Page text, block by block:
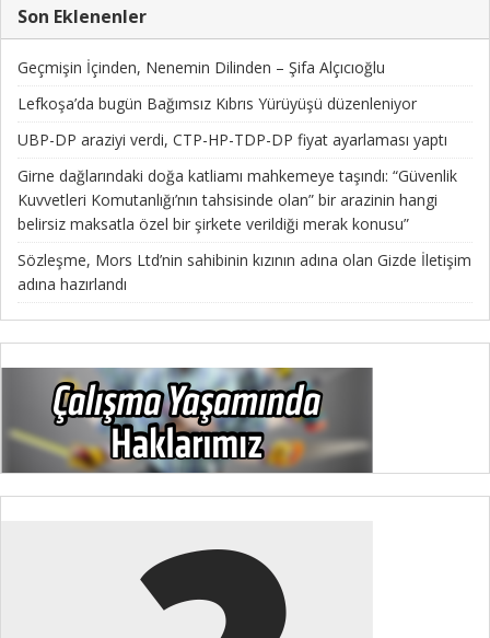
Son Eklenenler
Geçmişin İçinden, Nenemin Dilinden – Şifa Alçıcıoğlu
Lefkoşa’da bugün Bağımsız Kıbrıs Yürüyüşü düzenleniyor
UBP-DP araziyi verdi, CTP-HP-TDP-DP fiyat ayarlaması yaptı
Girne dağlarındaki doğa katliamı mahkemeye taşındı: “Güvenlik
Kuvvetleri Komutanlığı’nın tahsisinde olan” bir arazinin hangi
belirsiz maksatla özel bir şirkete verildiği merak konusu”
Sözleşme, Mors Ltd’nin sahibinin kızının adına olan Gizde İletişim
adına hazırlandı